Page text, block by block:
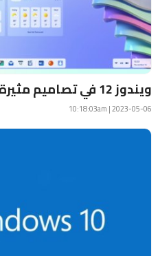
ويندوز 12 في تصاميم مثيرة للاهتمام
2023-05-06 | 10:18:03am